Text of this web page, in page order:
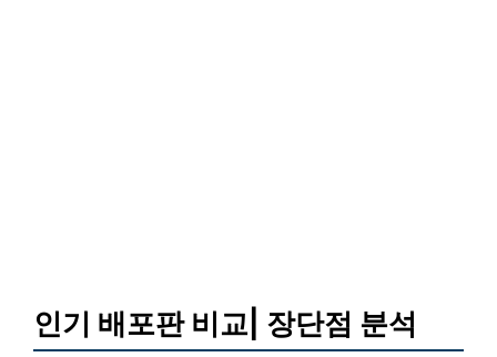
인기 배포판 비교| 장단점 분석